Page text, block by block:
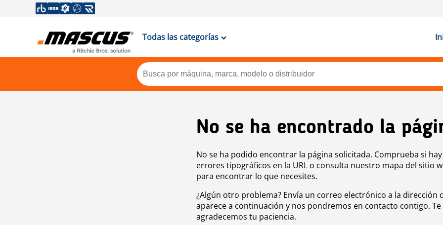
Todas las categorías
No se ha encontrado la
No se ha podido encontrar la página solicitada. Comprueba si hay
errores tipográficos en la URL o consulta nuestro mapa del sitio
para encontrar lo que necesites.
¿Algún otro problema? Envía un correo electrónico a la dirección
aparece a continuación y nos pondremos en contacto contigo. Te
agradecemos tu paciencia.